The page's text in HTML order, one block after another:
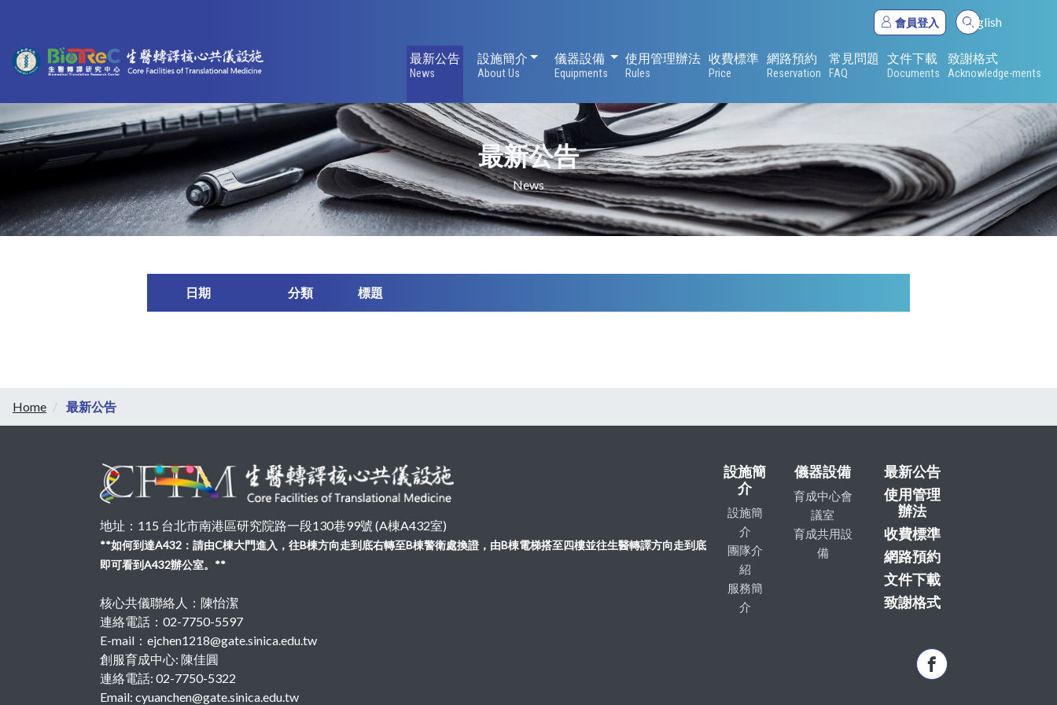
English
會員登入
最新公告
News
設施簡介
About Us
設施簡介儀器設備
Equipments
儀器設備
使用管理辦法
Rules
收費標準
Price
網路預約
Reservation
常見問題
FAQ
文件下載
Documents
致謝格式
Acknowledge-ments
最新公告
News
日期 分類 標題
Home 最新公告
地址：115 台北市南港區研究院路一段130巷99號 (A棟A432室)
**如何到達A432：請由C棟大門進入，往B棟方向走到底右轉至B棟警衛處換證，由B棟電梯搭至四樓並往生醫轉譯方向走到底
即可看到A432辦公室。**
核心共儀聯絡人：陳怡潔
連絡電話：02-7750-5597
E-mail：ejchen1218@gate.sinica.edu.tw
創服育成中心: 陳佳圓
連絡電話: 02-7750-5322
Email: cyuanchen@gate.sinica.edu.tw
設施簡
介
設施簡
介
團隊介
紹
服務簡
介
儀器設備
育成中心會
議室
育成共用設
備
最新公告
使用管理
辦法
收費標準
網路預約
文件下載
致謝格式